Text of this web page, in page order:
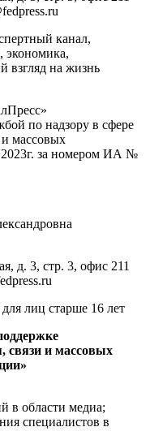
канал,
экономика,
взгляд на жизнь
по надзору в сфере
массовых
за номером ИА №
д. 3, стр. 3, офис 211
лиц старше 16 лет
связи и массовых
в области медиа;
специалистов в